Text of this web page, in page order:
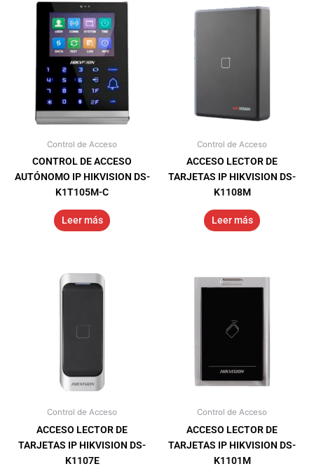
Control de Acceso
CONTROL DE ACCESO
AUTÓNOMO IP HIKVISION DS-
K1T105M-C
Leer más
Control de Acceso
ACCESO LECTOR DE
TARJETAS IP HIKVISION DS-
K1108M
Leer más
Control de Acceso
ACCESO LECTOR DE
TARJETAS IP HIKVISION DS-
K1107E
Control de Acceso
ACCESO LECTOR DE
TARJETAS IP HIKVISION DS-
K1101M